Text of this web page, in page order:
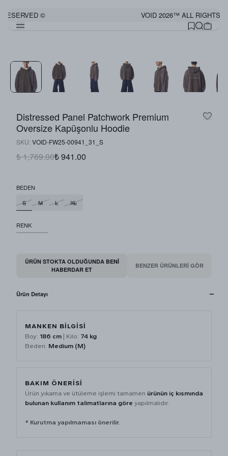
© VOID 2026™ ALL RIGHTS
Distressed Panel Patchwork Premium
Oversize Kapüşonlu Hoodie
SKU: VOID-FW25-00941_31_S
₺ 1,769.00₺ 941.00
BEDEN
S
M L XL
RENK
ÜRÜN STOKTA OLDUĞUNDA BENI
HABERDAR ET
BENZER ÜRÜNLERİ GÖR
Ürün Detayı
MANKEN BİLGİSİ
Boy: 186 cm | Kilo: 74 kg
Beden: Medium (M)
BAKIM ÖNERİSİ
Ürün yıkama ve ütüleme işlemi tamamen ürünün iç kısmında
bulunan kullanım talimatlarına göre yapılmalıdır.
* Kurutma yapılmaması önerilir.